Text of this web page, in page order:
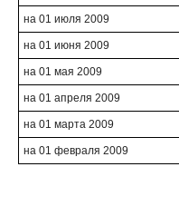
на 01 июля 2009
на 01 июня 2009
на 01 мая 2009
на 01 апреля 2009
на 01 марта 2009
на 01 февраля 2009